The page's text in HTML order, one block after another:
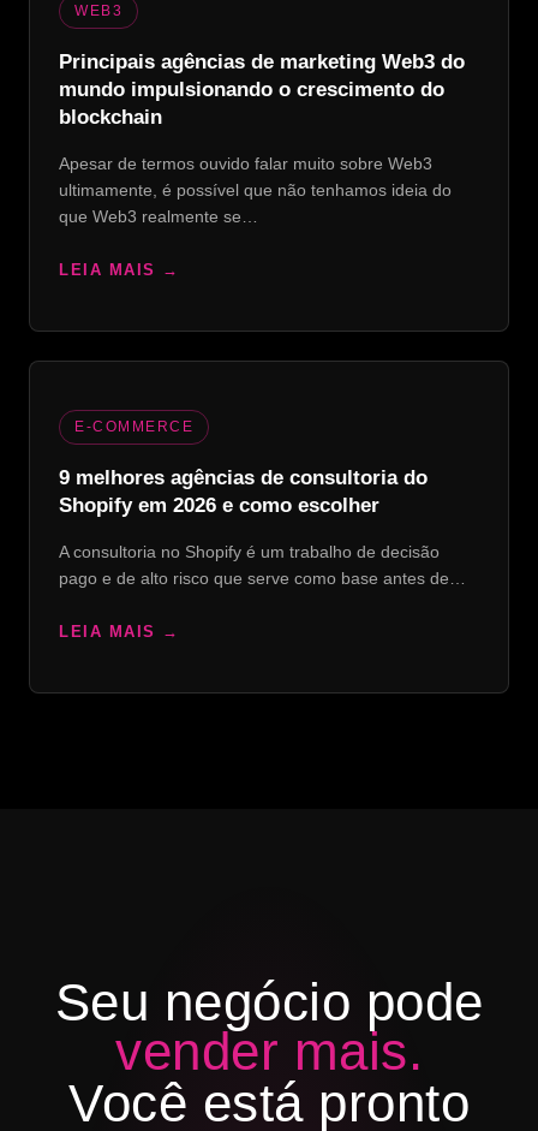
WEB3
Principais agências de marketing Web3 do
mundo impulsionando o crescimento do
blockchain
Apesar de termos ouvido falar muito sobre Web3
ultimamente, é possível que não tenhamos ideia do
que Web3 realmente se…
LEIA MAIS
E-COMMERCE
9 melhores agências de consultoria do
Shopify em 2026 e como escolher
A consultoria no Shopify é um trabalho de decisão
pago e de alto risco que serve como base antes de…
LEIA MAIS
Seu negócio pode
vender mais.
Você está pronto